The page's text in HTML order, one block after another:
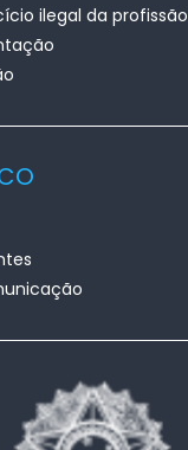
ilegal da profissão